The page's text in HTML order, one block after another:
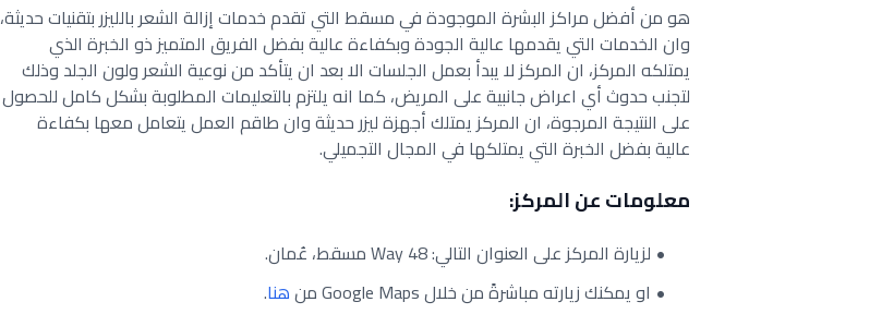
هو من أفضل مراكز البشرة الموجودة في مسقط التي تقدم خدمات إزالة الشعر بالليزر بتقنيات حديثة،
وان الخدمات التي يقدمها عالية الجودة وبكفاءة عالية بفضل الفريق المتميز ذو الخبرة الذي
يمتلكه المركز، ان المركز لا يبدأ بعمل الجلسات الا بعد ان يتأكد من نوعية الشعر ولون الجلد وذلك
لتجنب حدوث أي اعراض جانبية على المريض، كما انه يلتزم بالتعليمات المطلوبة بشكل كامل للحصول
على النتيجة المرجوة، ان المركز يمتلك أجهزة ليزر حديثة وان طاقم العمل يتعامل معها بكفاءة
عالية بفضل الخبرة التي يمتلكها في المجال التجميلي.
معلومات عن المركز:
لزيارة المركز على العنوان التالي: 48 Way مسقط، عُمان.
او يمكنك زيارته مباشرةً من خلال Google Maps من
هنا.